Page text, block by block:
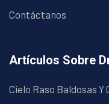
Contáctanos
Artículos Sobre
Cielo Raso Baldosas Y